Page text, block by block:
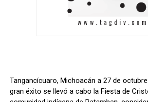
Tangancícuaro, Michoacán a 27 de
gran éxito se llevó a cabo la Fiesta de